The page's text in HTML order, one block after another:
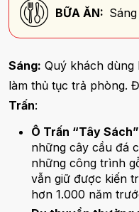
BỮA ĂN:
Sáng: Quý khách dùng
làm thủ tục trả phòng.
Trấn:
Ô Trấn “Tây Sách”
những cây cầu đá
những công trình
vẫn giữ được kiến
hơn 1.000 năm